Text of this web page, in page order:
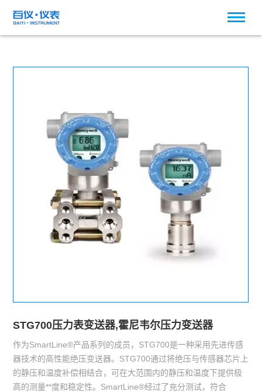
STG700压力表变送器,霍尼韦尔压力变送器
作为SmartLine®产品系列的成员，STG700是一种采用先进传感
器技术的高性能绝压变送器。STG700通过将绝压与传感器芯片上
的静压和温度补偿相结合，可在大范围内的静压和温度下提供极
高的测量**度和稳定性。SmartLine®经过了充分测试，符合